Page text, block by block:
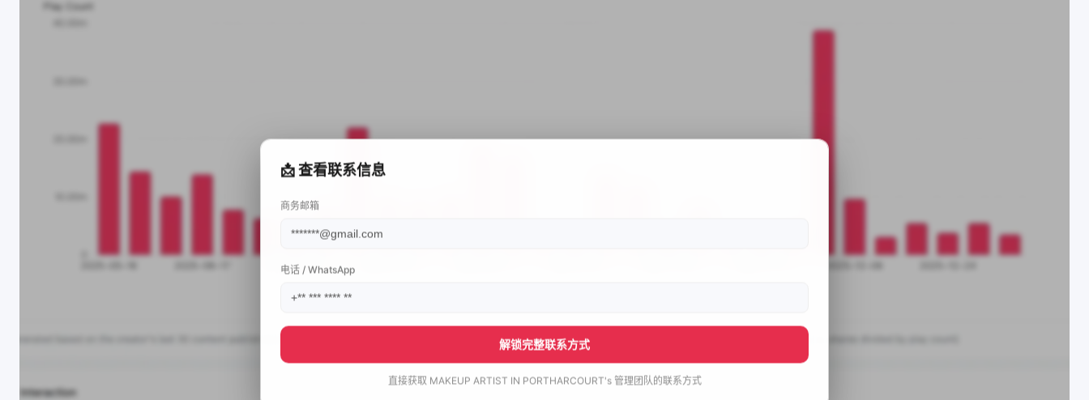
📩 查看联系信息
商务邮箱
电话 / WhatsApp
解锁完整联系方式
直接获取 MAKEUP ARTIST IN PORTHARCOURT's 管理团队的联系方式